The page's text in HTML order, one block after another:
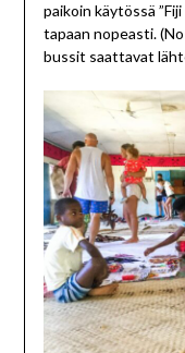
paikoin käytössä
tapaan nopeasti.
bussit saattavat